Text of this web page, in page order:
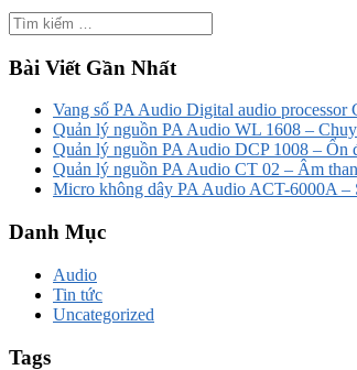
Bài Viết Gần Nhất
Vang số PA Audio Digital audio
Quản lý nguồn PA Audio WL 1608 –
Quản lý nguồn PA Audio DCP 1008 – Ổn
Quản lý nguồn PA Audio CT 02 – Âm
Micro không dây PA Audio ACT-6000A –
Danh Mục
Audio
Tin tức
Uncategorized
Tags